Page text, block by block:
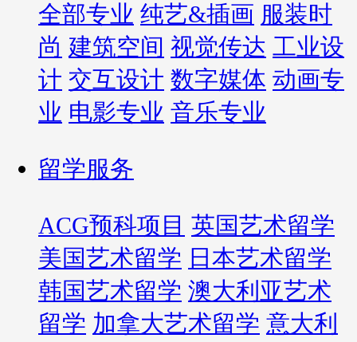
全部专业 纯艺&插画 服装时
尚 建筑空间 视觉传达 工业设
计 交互设计 数字媒体 动画专
业 电影专业 音乐专业
留学服务
ACG预科项目 英国艺术留学
美国艺术留学 日本艺术留学
韩国艺术留学 澳大利亚艺术
留学 加拿大艺术留学 意大利